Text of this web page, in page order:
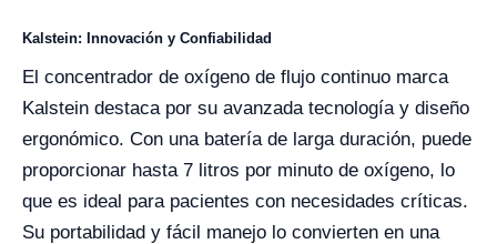
Kalstein: Innovación y Confiabilidad
El concentrador de oxígeno de flujo continuo marca
Kalstein destaca por su avanzada tecnología y diseño
ergonómico. Con una batería de larga duración, puede
proporcionar hasta 7 litros por minuto de oxígeno, lo
que es ideal para pacientes con necesidades críticas.
Su portabilidad y fácil manejo lo convierten en una